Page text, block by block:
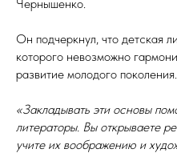
Чернышенко.
Он подчеркнул, что детская
которого невозможно
развитие молодого поколения.
«Закладывать эти основы
литераторы. Вы открываете
учите их воображению и